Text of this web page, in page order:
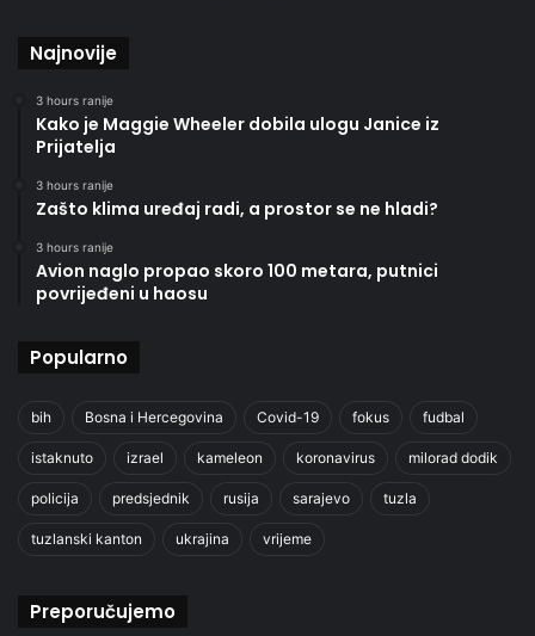
Najnovije
3 hours ranije
Kako je Maggie Wheeler dobila ulogu Janice iz
Prijatelja
3 hours ranije
Zašto klima uređaj radi, a prostor se ne hladi?
3 hours ranije
Avion naglo propao skoro 100 metara, putnici
povrijeđeni u haosu
Popularno
bih Bosna i Hercegovina Covid-19 fokus fudbal
istaknuto izrael kameleon koronavirus milorad dodik
policija predsjednik rusija sarajevo tuzla
tuzlanski kanton ukrajina vrijeme
Preporučujemo